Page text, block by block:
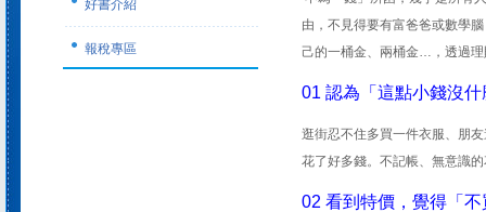
好書介紹
報稅專區
由，不見得要有富爸爸或數學
己的一桶金、兩桶金…，透過理
01 認為「這點小錢沒什
逛街忍不住多買一件衣服、朋
花了好多錢。不記帳、無意識
02 看到特價，覺得「不